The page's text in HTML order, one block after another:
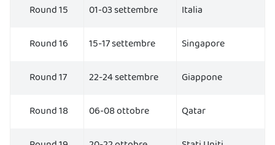
Round 15
01-03 settembre
Italia
Round 16
15-17 settembre
Singapore
Round 17
22-24 settembre
Giappone
Round 18
06-08 ottobre
Qatar